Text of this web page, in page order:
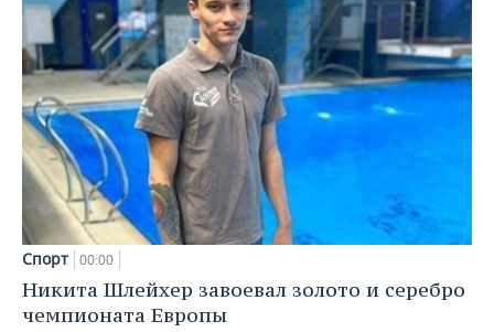
Спорт 00:00
Никита Шлейхер завоевал золото и серебро
чемпионата Европы